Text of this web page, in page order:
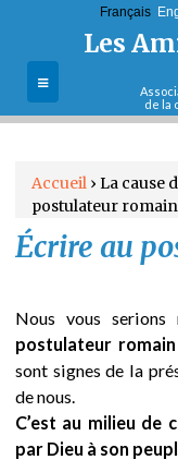
Les
de la
L'association
La cause de
canonisation
Sa vie et son
Le Père Caffarel
et sa pensée
Contact
Français
V
u
s
ê
Accueil › La cause
postulateur romain
Écrire au
Nous vous serions
postulateur
sont signes de la
de nous.
C’est au milieu de
par Dieu à son